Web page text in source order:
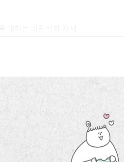
은 ‘우리’가 부모가 되는 과정
보기 │ 현명하게 소비하는 법 익히기
│ 회사에 임신 소식을 언제 알릴까?
되기 전 중간 점검